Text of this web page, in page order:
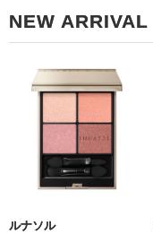
NEW ARRIVAL
ルナソル